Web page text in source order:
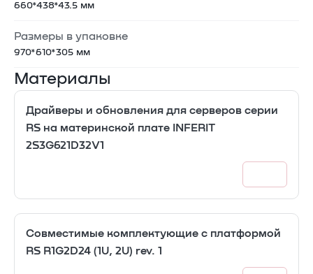
660*438*43.5 мм
Размеры в упаковке
970*610*305 мм
Материалы
Драйверы и обновления для серверов серии
RS на материнской плате INFERIT
2S3G621D32V1
Совместимые комплектующие с платформой
RS R1G2D24 (1U, 2U) rev. 1